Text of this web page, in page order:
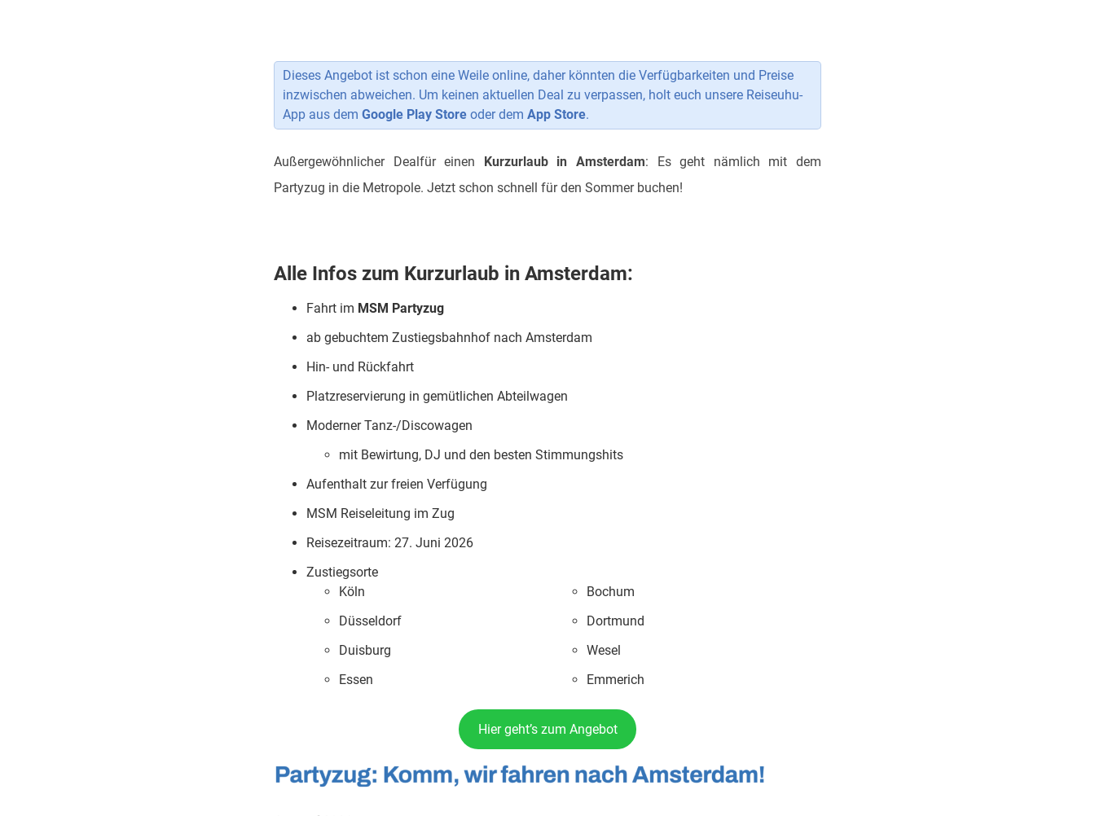
Dieses Angebot ist schon eine Weile online, daher könnten die Verfügbarkeiten und Preise
inzwischen abweichen. Um keinen aktuellen Deal zu verpassen, holt euch unsere Reiseuhu-
App aus dem Google Play Store oder dem App Store.
Außergewöhnlicher Dealfür einen Kurzurlaub in Amsterdam: Es geht nämlich mit dem
Partyzug in die Metropole. Jetzt schon schnell für den Sommer buchen!
Alle Infos zum Kurzurlaub in Amsterdam:
Fahrt im MSM Partyzug
ab gebuchtem Zustiegsbahnhof nach Amsterdam
Hin- und Rückfahrt
Platzreservierung in gemütlichen Abteilwagen
Moderner Tanz-/Discowagen
mit Bewirtung, DJ und den besten Stimmungshits
Aufenthalt zur freien Verfügung
MSM Reiseleitung im Zug
Reisezeitraum: 27. Juni 2026
Zustiegsorte
Köln
Düsseldorf
Duisburg
Essen
Bochum
Dortmund
Wesel
Emmerich
Hier geht’s zum Angebot